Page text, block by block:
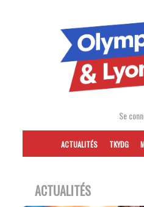
Se
ACTUALITÉS TKYDG
ACTUALITÉS